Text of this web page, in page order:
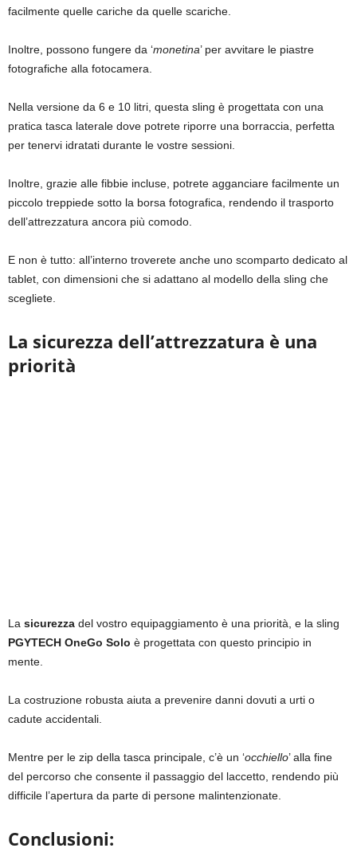
facilmente quelle cariche da quelle scariche.
Inoltre, possono fungere da ‘monetina’ per avvitare le piastre
fotografiche alla fotocamera.
Nella versione da 6 e 10 litri, questa sling è progettata con una
pratica tasca laterale dove potrete riporre una borraccia, perfetta
per tenervi idratati durante le vostre sessioni.
Inoltre, grazie alle fibbie incluse, potrete agganciare facilmente un
piccolo treppiede sotto la borsa fotografica, rendendo il trasporto
dell’attrezzatura ancora più comodo.
E non è tutto: all’interno troverete anche uno scomparto dedicato al
tablet, con dimensioni che si adattano al modello della sling che
scegliete.
La sicurezza dell’attrezzatura è una
priorità
La sicurezza del vostro equipaggiamento è una priorità, e la sling
PGYTECH OneGo Solo è progettata con questo principio in
mente.
La costruzione robusta aiuta a prevenire danni dovuti a urti o
cadute accidentali.
Mentre per le zip della tasca principale, c’è un ‘occhiello’ alla fine
del percorso che consente il passaggio del laccetto, rendendo più
difficile l’apertura da parte di persone malintenzionate.
Conclusioni: